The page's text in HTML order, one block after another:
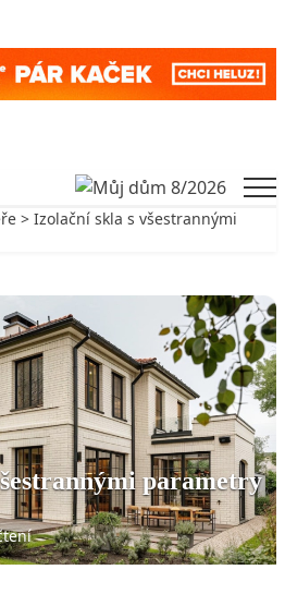
> Izolační skla s všestrannými
parametry